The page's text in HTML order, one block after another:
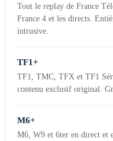
Tout le replay de France
France 4 et les directs.
intrusive.
TF1+
TF1, TMC, TFX et TF1
contenu exclusif original.
M6+
M6, W9 et 6ter en direct et